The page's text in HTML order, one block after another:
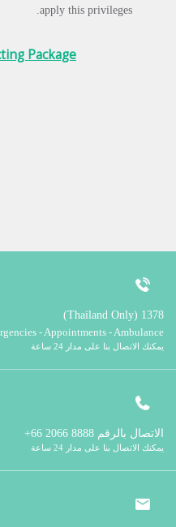
apply this privileges.
Package
1378 (Thailand Only)
- Appointments - Ambulance
يمكنك الاتصال بنا على مدار 24 ساعة
الاتصال بالرقم
يمكنك الاتصال بنا على مدار 24 ساعة